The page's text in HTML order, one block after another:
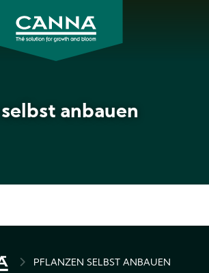
anbauen
PFLANZEN SELBST ANBAUEN